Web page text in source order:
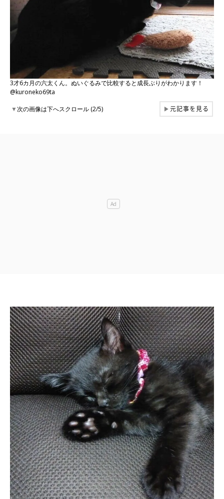
3才6カ月の六太くん。ぬいぐるみで比較すると成長ぶりがわかります！
@kuroneko69ta
▼次の画像は下へスクロール (2/5) ▶元記事を見る